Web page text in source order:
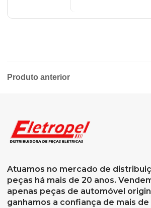
Produto anterior
Atuamos no mercado de
peças há mais de 20 anos.
apenas peças de automóvel
ganhamos a confiança de mais de